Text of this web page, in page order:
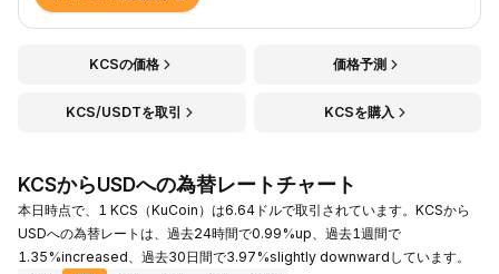
KCSの価格 価格予測
KCS/USDTを取引 KCSを購入
KCSからUSDへの為替レートチャート
本日時点で、1 KCS（KuCoin）は6.64ドルで取引されています。KCSから
USDへの為替レートは、過去24時間で0.99%up、過去1週間で
1.35%increased、過去30日間で3.97%slightly downwardしています。